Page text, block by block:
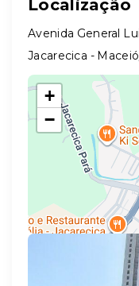
Localização
Avenida General
Jacarecica -
+
−